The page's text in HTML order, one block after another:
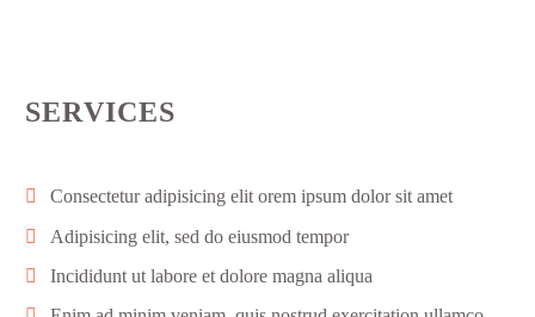
SERVICES
Consectetur adipisicing elit orem ipsum dolor sit amet
Adipisicing elit, sed do eiusmod tempor
Incididunt ut labore et dolore magna aliqua